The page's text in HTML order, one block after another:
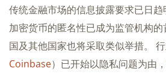
传统金融市场的信息披露要求已日趋
加密货币的匿名性已成为监管机构
国及其他国家也将采取类似举措。
Coinbase）已开始以隐私问题为由